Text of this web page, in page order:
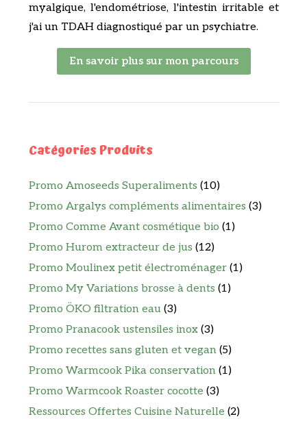
myalgique, l'endométriose, l'intestin irritable et
j'ai un TDAH diagnostiqué par un psychiatre.
En savoir plus sur mon parcours
Catégories Produits
Promo Amoseeds Superaliments (10)
Promo Argalys compléments alimentaires (3)
Promo Comme Avant cosmétique bio (1)
Promo Hurom extracteur de jus (12)
Promo Moulinex petit électroménager (1)
Promo My Variations brosse à dents (1)
Promo ÖKO filtration eau (3)
Promo Pranacook ustensiles inox (3)
Promo recettes sans gluten et vegan (5)
Promo Warmcook Pika conservation (1)
Promo Warmcook Roaster cocotte (3)
Ressources Offertes Cuisine Naturelle (2)